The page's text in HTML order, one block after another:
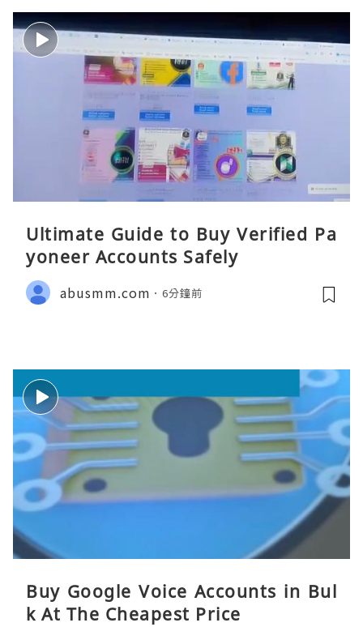
Ultimate Guide to Buy Verified Pa
yoneer Accounts Safely
abusmm.com 6分鐘前
Buy Google Voice Accounts in Bul
k At The Cheapest Price